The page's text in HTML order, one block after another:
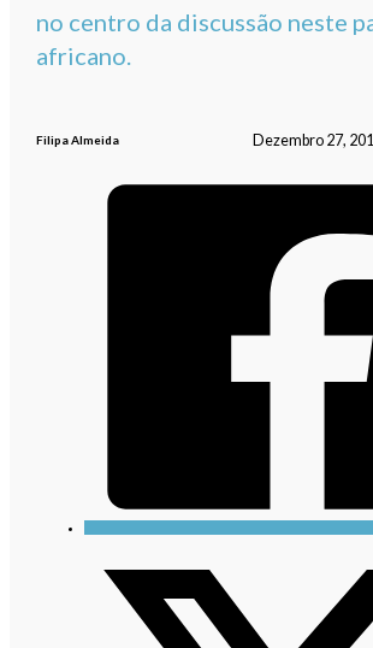
no centro da discussão neste
africano.
Filipa Almeida Dezembro 27,